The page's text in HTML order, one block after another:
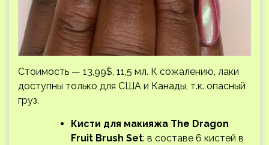
Стоимость — 13,99$, 11,5 мл. К сожалению, лаки
доступны только для США и Канады, т.к. опасный
груз.
Кисти для макияжа The Dragon
Fruit Brush Set: в составе 6 кистей в